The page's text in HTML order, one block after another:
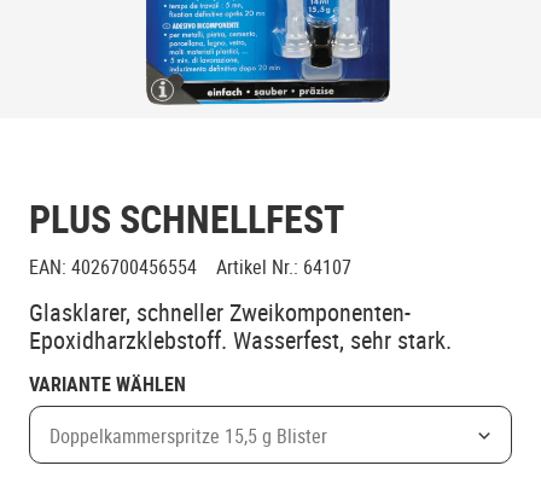
PLUS SCHNELLFEST
EAN: 4026700456554 Artikel Nr.: 64107
Glasklarer, schneller Zweikomponenten-
Epoxidharzklebstoff. Wasserfest, sehr stark.
VARIANTE WÄHLEN
Doppelkammerspritze 15,5 g Blister